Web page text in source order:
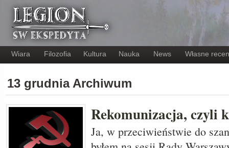
Wiara Filozofia Kultura Nauka News Własne
13 grudnia Archiwum
Rekomunizacja, czyli
Ja, w przeciwieństwie do